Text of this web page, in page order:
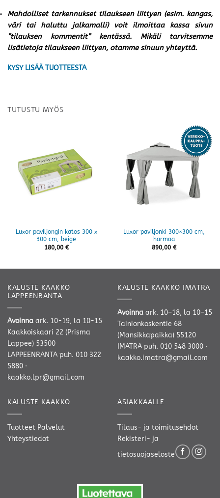
Mahdolliset tarkennukset tilaukseen liittyen (esim. kangas,
väri tai haluttu jalkamalli) voit ilmoittaa kassa sivun
”tilauksen kommentit” kentässä. Mikäli tarvitsemme
lisätietoja tilaukseen liittyen, otamme sinuun yhteyttä.
KYSY LISÄÄ TUOTTEESTA
TUTUSTU MYÖS
Luxor paviljongin katos 300 x
300 cm, beige
180,00 €
Luxor paviljonki 300×300 cm,
harmaa
890,00 €
KALUSTE KAAKKO
LAPPEENRANTA
Avoinna ark. 10-19, la 10-15
Kaakkoiskaari 22 (Prisma
Lappee) 53500
LAPPEENRANTA puh. 010 322
5880 ·
kaakko.lpr@gmail.com
KALUSTE KAAKKO IMATRA
Avoinna ark. 10–18, la 10–15
Tainionkoskentie 68
(Mansikkapaikka) 55120
IMATRA puh. 010 548 3000 ·
kaakko.imatra@gmail.com
KALUSTE KAAKKO
Tuotteet Palvelut
Yhteystiedot
ASIAKKAALLE
Tilaus- ja toimitusehdot
Rekisteri- ja
tietosuojaseloste